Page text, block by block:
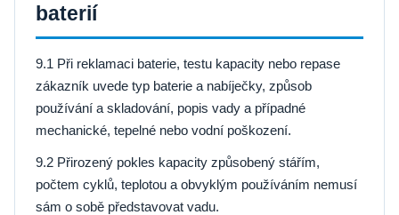
baterií
9.1 Při reklamaci baterie, testu kapacity nebo repase
zákazník uvede typ baterie a nabíječky, způsob
používání a skladování, popis vady a případné
mechanické, tepelné nebo vodní poškození.
9.2 Přirozený pokles kapacity způsobený stářím,
počtem cyklů, teplotou a obvyklým používáním nemusí
sám o sobě představovat vadu.